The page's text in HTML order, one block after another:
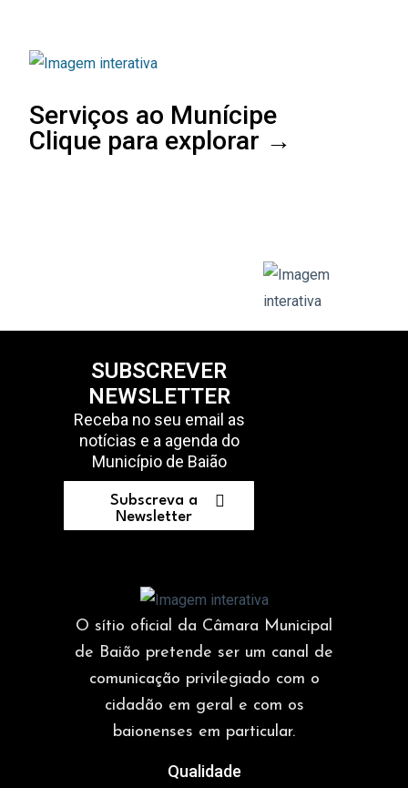
Serviços ao Munícipe
Clique para explorar →
SUBSCREVER
NEWSLETTER
Receba no seu email as
notícias e a agenda do
Município de Baião
Subscreva a
Newsletter
O sítio oficial da Câmara Municipal
de Baião pretende ser um canal de
comunicação privilegiado com o
cidadão em geral e com os
baionenses em particular.
Qualidade